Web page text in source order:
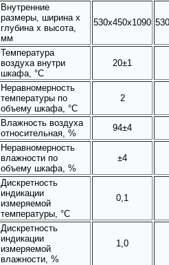
Внутренние
размеры, ширина х
глубина х высота,
мм
530х450х1090
Температура
воздуха внутри
шкафа, °С
20±1
Неравномерность
температуры по
объему шкафа, °С
2
Влажность воздуха
относительная, %
94±4
Неравномерность
влажности по
объему шкафа, %
±4
Дискретность
индикации
измеряемой
температуры, °С
0,1
Дискретность
индикации
измеряемой
влажности, %
1,0